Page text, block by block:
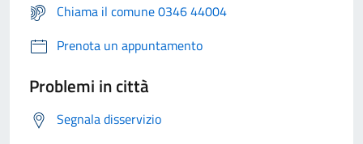
Chiama il comune 0346 44004
Prenota un appuntamento
Problemi in città
Segnala disservizio